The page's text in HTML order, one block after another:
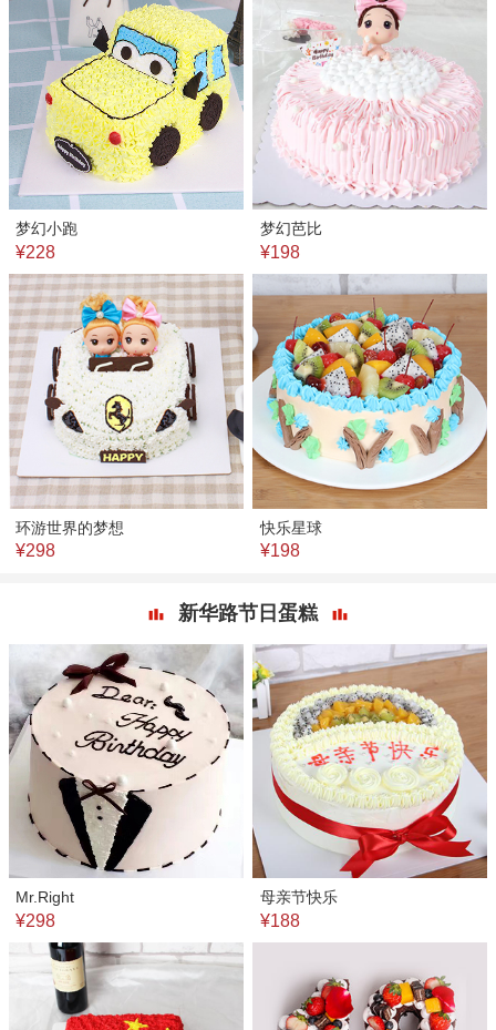
梦幻小跑
¥228
梦幻芭比
¥198
环游世界的梦想
¥298
快乐星球
¥198
新华路节日蛋糕
Mr.Right
¥298
母亲节快乐
¥188